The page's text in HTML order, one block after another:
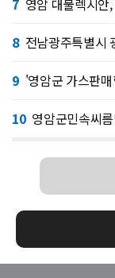
8 전남광주특별시
9 '영암군 가스판
10 영암군민속씨